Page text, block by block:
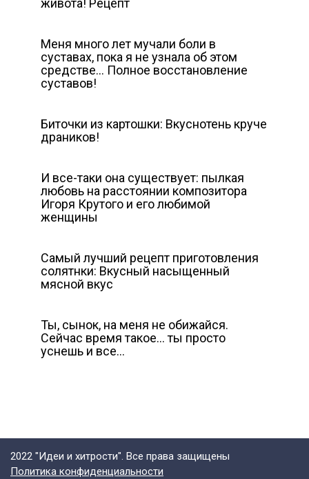
живота! Рецепт
Меня много лет мучали боли в
суставах, пока я не узнала об этом
средстве… Полное восстановление
суставов!
Биточки из картошки: Вкуснотень круче
драников!
И все-таки она существует: пылкая
любовь на расстоянии композитора
Игоря Крутого и его любимой
женщины
Самый лучший рецепт приготовления
солятнки: Вкусный насыщенный
мясной вкус
Ты, сынок, на меня не обижайся.
Сейчас время такое… ты просто
уснешь и все…
2022 "Идеи и хитрости". Все права защищены
Политика конфиденциальности